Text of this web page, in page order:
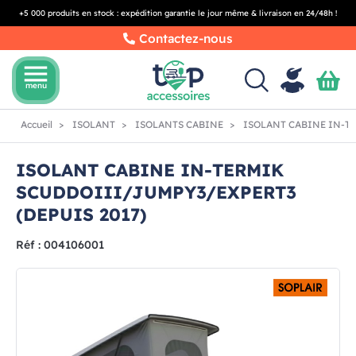
+5 000 produits en stock : expédition garantie le jour même & livraison en 24/48h !
Contactez-nous
menu
menu
Accueil ISOLANT ISOLANTS CABINE ISOLANT CABINE IN-
ISOLANT CABINE IN-TERMIK
SCUDDOIII/JUMPY3/EXPERT3
(DEPUIS 2017)
Réf : 004106001